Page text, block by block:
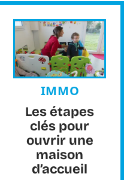
IMMO
Les étapes
clés pour
ouvrir une
maison
d’accueil